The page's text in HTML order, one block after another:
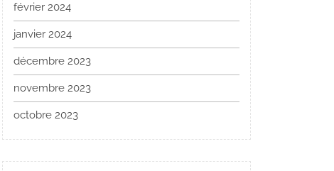
février 2024
janvier 2024
décembre 2023
novembre 2023
octobre 2023